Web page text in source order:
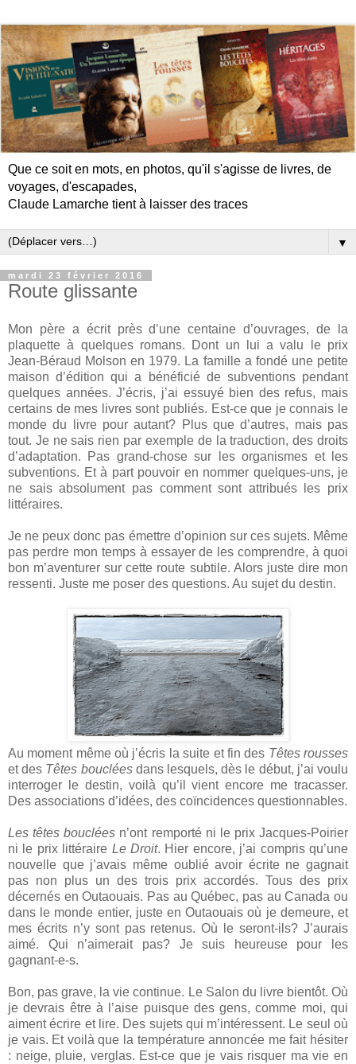
Que ce soit en mots, en photos, qu'il s'agisse de livres, de
voyages, d'escapades,
Claude Lamarche tient à laisser des traces
▼
mardi 23 février 2016
Route glissante
Mon père a écrit près d’une centaine d’ouvrages, de la
plaquette à quelques romans. Dont un lui a valu le prix
Jean-Béraud Molson en 1979. La famille a fondé une petite
maison d’édition qui a bénéficié de subventions pendant
quelques années. J’écris, j’ai essuyé bien des refus, mais
certains de mes livres sont publiés. Est-ce que je connais le
monde du livre pour autant? Plus que d’autres, mais pas
tout. Je ne sais rien par exemple de la traduction, des droits
d’adaptation. Pas grand-chose sur les organismes et les
subventions. Et à part pouvoir en nommer quelques-uns, je
ne sais absolument pas comment sont attribués les prix
littéraires.
Je ne peux donc pas émettre d’opinion sur ces sujets. Même
pas perdre mon temps à essayer de les comprendre, à quoi
bon m’aventurer sur cette route subtile. Alors juste dire mon
ressenti. Juste me poser des questions. Au sujet du destin.
Au moment même où j’écris la suite et fin des Têtes rousses
et des Têtes boucléesdans lesquels, dès le début, j’ai voulu
interroger le destin, voilà qu’il vient encore me tracasser.
Des associations d’idées, des coïncidences questionnables.
Les têtes bouclées n’ont remporté ni le prix Jacques-Poirier
ni le prix littéraire Le Droit. Hier encore, j’ai compris qu’une
nouvelle que j’avais même oublié avoir écrite ne gagnait
pas non plus un des trois prix accordés. Tous des prix
décernés en Outaouais. Pas au Québec, pas au Canada ou
dans le monde entier, juste en Outaouais où je demeure, et
mes écrits n’y sont pas retenus. Où le seront-ils? J’aurais
aimé. Qui n’aimerait pas? Je suis heureuse pour les
gagnant-e-s.
Bon, pas grave, la vie continue. Le Salon du livre bientôt. Où
je devrais être à l’aise puisque des gens, comme moi, qui
aiment écrire et lire. Des sujets qui m’intéressent. Le seul où
je vais. Et voilà que la température annoncée me fait hésiter
: neige, pluie, verglas. Est-ce que je vais risquer ma vie en